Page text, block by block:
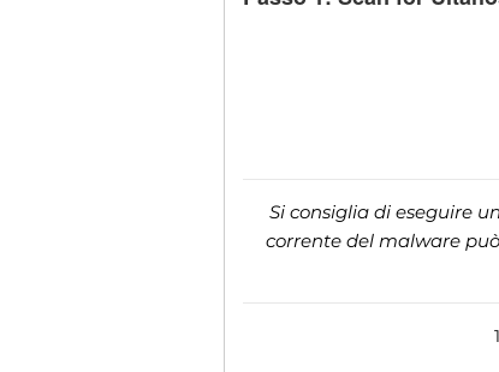
Si consiglia di eseguire
corrente del malware